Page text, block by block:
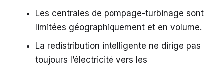
Les centrales de pompage-turbinage sont
limitées géographiquement et en volume.
La redistribution intelligente ne dirige pas
toujours l’électricité vers les